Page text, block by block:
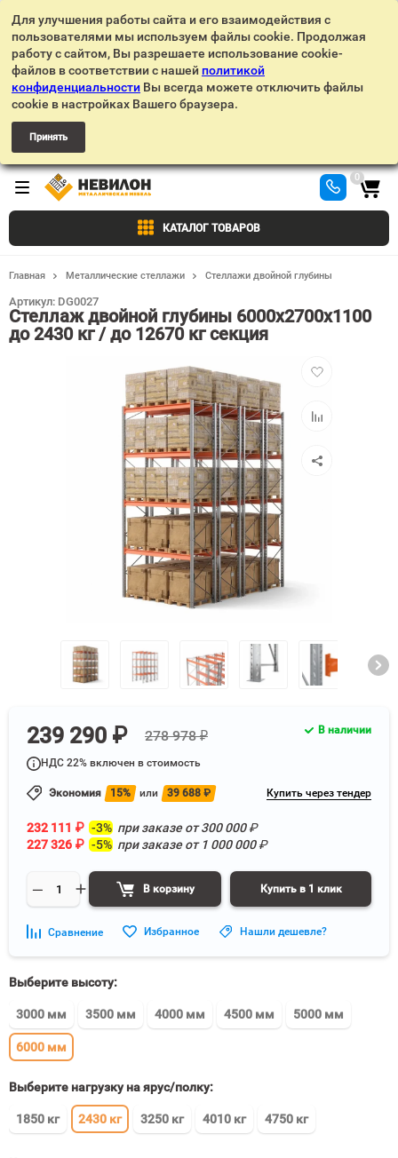
Для улучшения работы сайта и его взаимодействия с
пользователями мы используем файлы cookie. Продолжая
работу с сайтом, Вы разрешаете использование cookie-
файлов в соответствии с нашей политикой
конфиденциальности Вы всегда можете отключить файлы
cookie в настройках Вашего браузера.
Принять
КАТАЛОГ ТОВАРОВ
0
Главная Металлические стеллажи Стеллажи двойной глубины
Стеллаж двойной глубины 6000х2700х1100
до 2430 кг / до 12670 кг секция
Артикул: DG0027
Добавить
Добавить
239 290 ₽ 278 978 ₽
НДС 22% включен в стоимость
Экономия 15% или 39 688 ₽ Купить через тендер
232 111 ₽ -3% при заказе от300 000₽
227 326 ₽ -5% при заказе от 1 000 000₽
В корзину Купить в 1 клик
В наличии
Сравнение Избранное Нашли дешевле?
Выберите высоту:
3000 мм 3500 мм 4000 мм 4500 мм 5000 мм
6000 мм
Выберите нагрузку на ярус/полку:
1850 кг 2430 кг 3250 кг 4010 кг 4750 кг